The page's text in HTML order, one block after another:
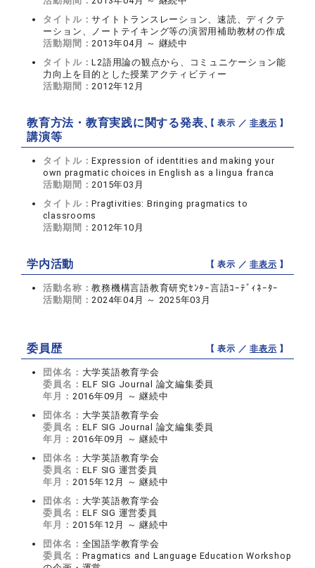
タイトル：サイトトランスレーション、速読、ディクテ
ーション、ノートテイキング等の演習用補助教材の作成
活動期間：2013年04月 ～ 継続中
タイトル：L2語用論の観点から、コミュニケーション能
力向上を目的とした授業アクティビティー
活動期間：2012年12月
教育方法・教育実践に関する発表、
講演等
【 表示 ／非表示 】
タイトル：Expression of identities and making your
own pragmatic choices in English as a lingua franca
活動期間：2015年03月
タイトル：Pragtivities: Bringing pragmatics to
classrooms
活動期間：2012年10月
学内活動 【 表示 ／非表示 】
活動名称：教務機構言語教育研究ｾﾝﾀｰ言語ｺｰﾃﾞｨﾈｰﾀｰ
活動期間：2024年04月 ～ 2025年03月
委員歴 【 表示 ／非表示 】
団体名： 大学英語教育学会
委員名： ELF SIG Journal 論文編集委員
年月： 2016年09月 ～ 継続中
団体名： 大学英語教育学会
委員名： ELF SIG Journal 論文編集委員
年月： 2016年09月 ～ 継続中
団体名： 大学英語教育学会
委員名： ELF SIG 運営委員
年月： 2015年12月 ～ 継続中
団体名： 大学英語教育学会
委員名： ELF SIG 運営委員
年月： 2015年12月 ～ 継続中
団体名： 全国語学教育学会
委員名： Pragmatics and Language Education Workshop